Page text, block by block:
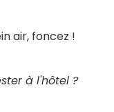
air, foncez !
à l'hôtel ?